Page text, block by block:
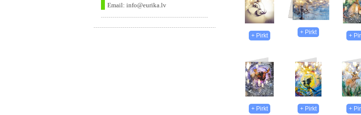
Email: info@eurika.lv